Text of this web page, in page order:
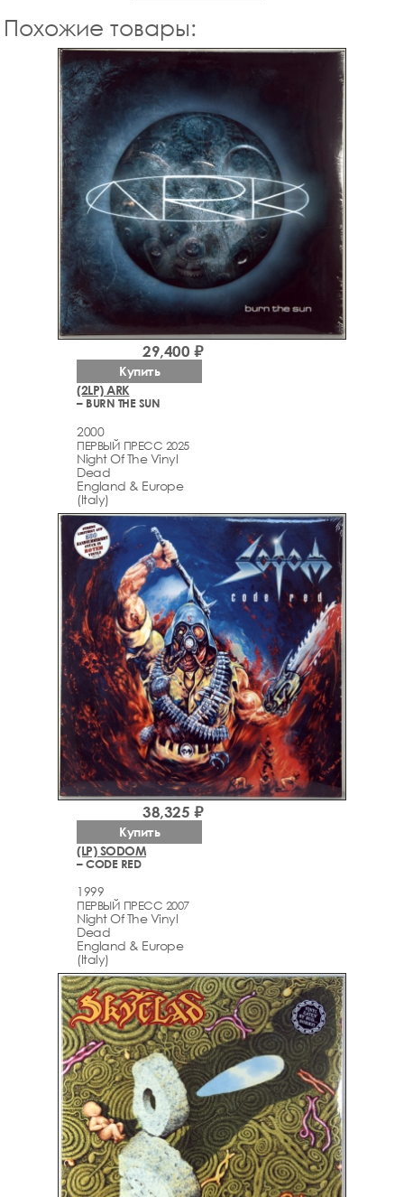
Похожие товары:
(2LP) ARK
– BURN THE SUN
2000
ПЕРВЫЙ ПРЕСС 2025
Night Of The Vinyl
Dead
England & Europe
(Italy)
29,400 ₽
Купить
(LP) SODOM
– CODE RED
1999
ПЕРВЫЙ ПРЕСС 2007
Night Of The Vinyl
Dead
England & Europe
(Italy)
38,325 ₽
Купить